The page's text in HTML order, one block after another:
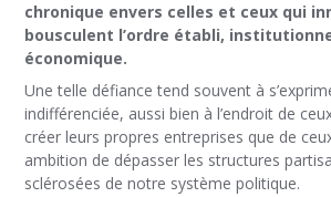
chronique envers celles et ceux qui
bousculent l’ordre établi,
économique.
Une telle défiance tend souvent à
indifférenciée, aussi bien à l’endroit de
créer leurs propres entreprises que de
ambition de dépasser les structures
sclérosées de notre système politique.